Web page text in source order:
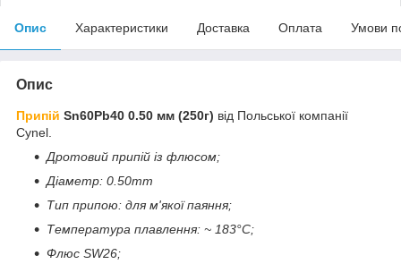
Опис Характеристики Доставка Оплата Умови
Опис
Припій Sn60Pb40 0.50 мм (250г) від Польської компанії
Cynel.
Дротовий припій із флюсом;
Діаметр: 0.50mm
Тип припою: для м'якої паяння;
Температура плавлення: ~ 183°C;
Флюс SW26;